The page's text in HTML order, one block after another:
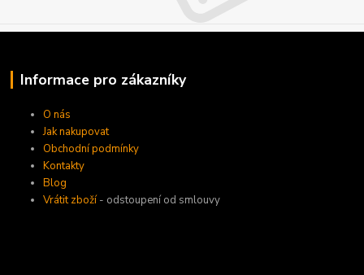
Informace pro zákazníky
O nás
Jak nakupovat
Obchodní podmínky
Kontakty
Blog
Vrátit zboží- odstoupení od smlouvy